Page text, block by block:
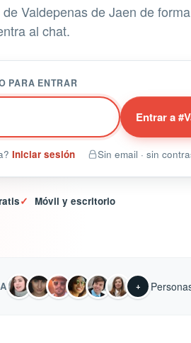
Valdepenas de Jaen de
al chat.
PARA ENTRAR
Entrar a
Iniciar sesión Sin email · sin
✓ Móvil y escritorio
+